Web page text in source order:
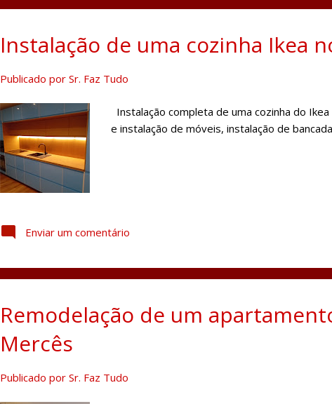
Instalação de uma cozinha Ikea
Publicado por Sr. Faz Tudo
Instalação completa de uma cozinha do
e instalação de móveis, instalação de
Enviar um comentário
Remodelação de um
Mercês
Publicado por Sr. Faz Tudo